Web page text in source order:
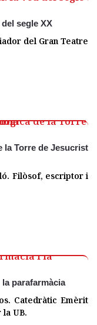
segle XX
del Gran Teatre
la Torre de Jesucrist
Filòsof, escriptor i
parafarmàcia
Catedràtic Emèrit
UB.